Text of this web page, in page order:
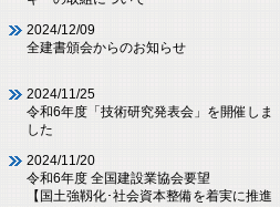
2024/12/09
全建書頒会からのお知らせ
2024/11/25
令和6年度「技術研究発表会」を開催しま
した
2024/11/20
令和6年度 全国建設業協会要望
【国土強靱化･社会資本整備を着実に推進